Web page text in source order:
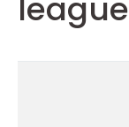
league